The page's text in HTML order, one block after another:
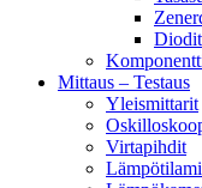
Diodit
Mittaus – Testaus
Yleismittarit
Virtapihdit